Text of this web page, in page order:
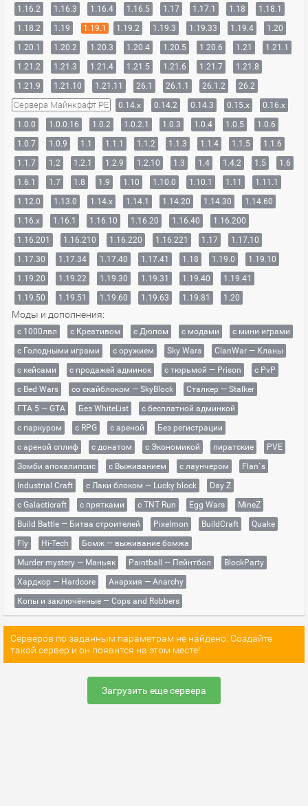
1.16.2
1.16.3 1.16.4 1.16.5 1.17 1.17.1 1.18
1.18.1
1.18.2
1.19 1.19.1 1.19.2 1.19.3 1.19.33 1.19.4
1.20
1.20.1
1.20.2 1.20.3 1.20.4 1.20.5 1.20.6 1.21
1.21.1
1.21.2
1.21.3 1.21.4 1.21.5 1.21.6 1.21.7
1.21.8
1.21.9
1.21.10 1.21.11 26.1 26.1.1 26.1.2 26.2
Сервера Майнкрафт PE 0.14.x 0.14.2 0.14.3 0.15.x
0.16.x
1.0.0
1.0.0.16 1.0.2 1.0.2.1 1.0.3 1.0.4 1.0.5
1.0.6
1.0.7
1.0.9 1.1 1.1.1 1.1.2 1.1.3 1.1.4 1.1.5
1.1.6
1.1.7
1.2 1.2.1 1.2.9 1.2.10 1.3 1.4 1.4.2 1.5
1.6
1.6.1
1.7 1.8 1.9 1.10 1.10.0 1.10.1 1.11
1.11.1
1.12.0
1.13.0 1.14.x 1.14.1 1.14.20 1.14.30
1.14.60
1.16.x
1.16.1 1.16.10 1.16.20 1.16.40
1.16.200
1.16.201
1.16.210 1.16.220 1.16.221 1.17
1.17.10
1.17.30
1.17.34 1.17.40 1.17.41 1.18 1.19.0
1.19.10
1.19.20
1.19.22 1.19.30 1.19.31 1.19.40
1.19.41
1.19.50
1.19.51 1.19.60 1.19.63 1.19.81 1.20
Моды и дополнения:
с 1000лвл c Креативом с Дюпом с модами
с мини играми
с Голодными играми
с оружием Sky Wars
ClanWar — Кланы
с кейсами
с продажей админок с тюрьмой — Prison
с PvP
с Bed Wars
со скайблоком — SkyBlock
Сталкер — Stalker
ГТА 5 — GTA
Без WhiteList
с бесплатной админкой
с паркуром
с RPG с ареной
Без регистрации
с ареной сплиф
с донатом с Экономикой пиратские
PVE
Зомби апокалипсис
с Выживанием с лаунчером
Flan`s
Industrial Craft
с Лаки блоком — Lucky block
Day Z
с Galacticraft
с прятками с TNT Run Egg Wars
MineZ
Build Battle — Битва строителей
Pixelmon BuildCraft
Quake
Fly
Hi-Tech
Бомж — выживание бомжа
Murder mystery — Маньяк
Paintball — Пейнтбол
BlockParty
Хардкор — Hardcore
Анархия — Anarchy
Копы и заключённые — Cops and Robbers
Серверов по заданным параметрам не найдено. Создайте
такой сервер и он появится на этом месте!
Загрузить еще сервера